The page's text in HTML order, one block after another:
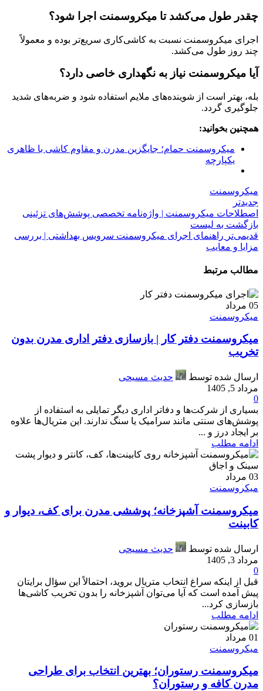
چقدر طول می‌کشد تا میکروسمنت اجرا شود؟
اجرای میکروسمنت نسبت به کاشی‌کاری سریع‌تر بوده و معمولاً
چند روز طول می‌کشد.
آیا میکروسمنت نیاز به نگهداری خاصی دارد؟
بله، بهتر است از شوینده‌های ملایم استفاده شود و ضربه‌های شدید
جلوگیری گردد.
همچنین بخوانید:
میکروسمنت حمام؛ جایگزین مدرن و مقاوم کاشی با ظاهری
یکپارچه
میکروسمنت
جدیدتر
اصطلاحات میکروسمنت | واژه‌نامه تخصصی پوشش‌های تزئینی
بازگشت به لیست
قدیمی‌تر راهنمای اجرای میکروسمنت سرویس بهداشتی | بررسی
مزایا و معایب
مطالب مرتبط
05 مرداد
میکروسمنت
میکروسمنت دفتر کار | بازسازی دفتر اداری مدرن بدون
تخریب
ارسال شده توسط
حدیث مسیحی
مرداد 5, 1405
0
بسیاری از شرکت‌ها و دفاتر اداری دیگر تمایلی به استفاده از
پوشش‌های سنتی مانند سرامیک یا سنگ ندارند. این متریال‌ها علاوه
بر ایجاد درز و ...
ادامه مطلب
03 مرداد
میکروسمنت
میکروسمنت آشپزخانه؛ پوششی مدرن برای کف، دیوار و
کابینت
ارسال شده توسط
حدیث مسیحی
مرداد 3, 1405
0
قبل از اینکه سراغ انتخاب متریال بروید، احتمالاً این سؤال برایتان
پیش آمده است که آیا می‌توان آشپزخانه را بدون تخریب کاشی‌ها
بازسازی کرد...
ادامه مطلب
01 مرداد
میکروسمنت
میکروسمنت رستوران؛ بهترین انتخاب برای طراحی
مدرن کافه و رستوران؟